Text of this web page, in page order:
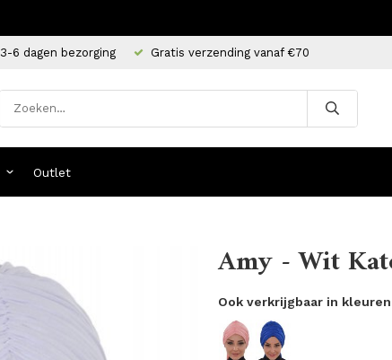
3-6 dagen bezorging Gratis verzending vanaf €70
Outlet
Amy - Wit
Ook verkrijgbaar in kleuren